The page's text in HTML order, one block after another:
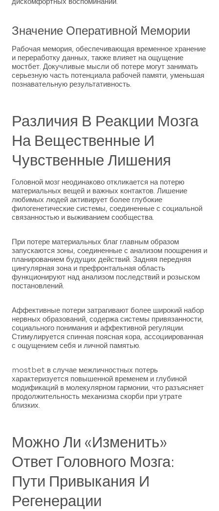
Значение Оперативной Мемории
Рабочая мемория, обеспечивающая временное хранение
и переработку данных, также влияет на ощущение
мостбет. Докучливые мысли об потере могут занимать
серьезную часть потенциала рабочей памяти, уменьшая
познавательную результативность.
Различия В Реакции Мозга
На Вещественные И
Чувственные Лишения
Головной мозг неодинаково откликается на потерю
материальных вещей и важных контактов. Лишение
любимых людей активирует более глубокие
филогенетические системы, соединенные с социальной
связанностью и выживанием сообщества.
При потере материальных благ главным образом
запускаются зоны, соединенные с анализом поощрения и
планированием будущих действий. Задняя передняя
цингулярная зона и префронтальная область
функционируют над анализом последствий и розыском
постановлений.
Аффективные потери затрагивают более широкий набор
нервных образований, содержа системы привязанности,
социального понимания и аффективной регуляции.
Стимулируется спинная поясная кора, ассоциированная
с ощущением себя и личной памятью.
mostbet в случае межличностных потерь
характеризуется повышенной временем и глубиной
модификаций в молекулярном гармонии, что разъясняет
продолжительность механизма скорби при утрате
близких.
Можно Ли «изменить»
Ответ Головного Мозга:
Пути Привыкания И
Регенерации